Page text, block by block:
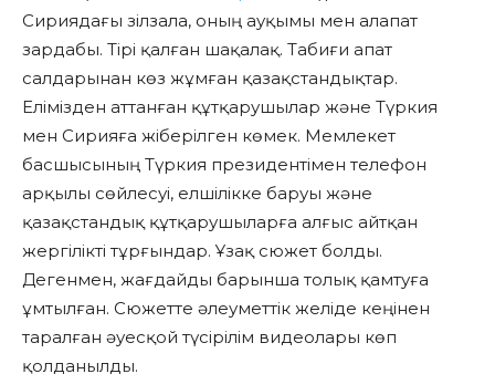
Сириядағы зілзала, оның ауқымы мен алапат
зардабы. Тірі қалған шақалақ. Табиғи апат
салдарынан көз жұмған қазақстандықтар.
Елімізден аттанған құтқарушылар және Түркия
мен Сирияға жіберілген көмек. Мемлекет
басшысының Түркия президентімен телефон
арқылы сөйлесуі, елшілікке баруы және
қазақстандық құтқарушыларға алғыс айтқан
жергілікті тұрғындар. Ұзақ сюжет болды.
Дегенмен, жағдайды барынша толық қамтуға
ұмтылған. Сюжетте әлеуметтік желіде кеңінен
таралған әуесқой түсірілім видеолары көп
қолданылды.